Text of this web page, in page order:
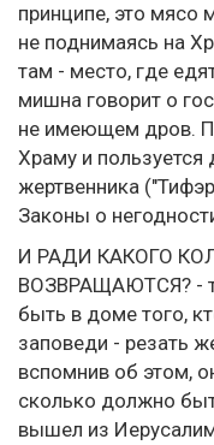
принципе, это
не поднимаясь на
там - место, где
мишна говорит о
не имеющем дров.
Храму и
жертвенника
Законы о
И РАДИ КАКОГО
ВОЗВРАЩАЮТСЯ? -
быть в доме того,
заповеди - резать
вспомнив об этом,
сколько должно
вышел из